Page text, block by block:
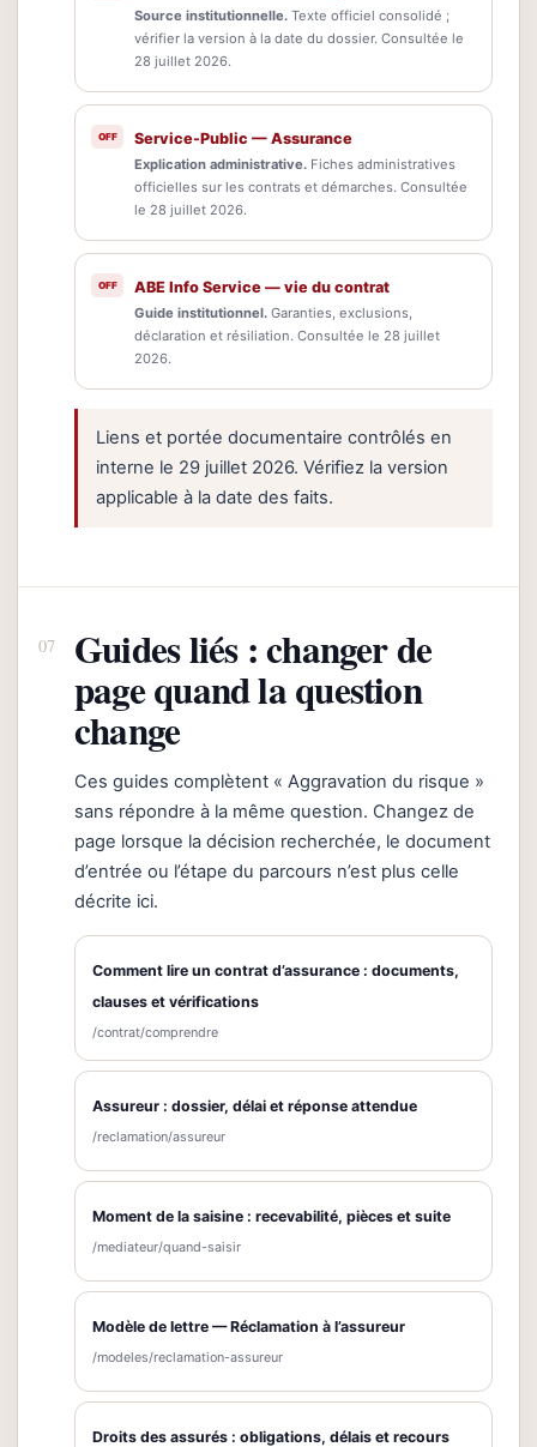
Source institutionnelle. Texte officiel consolidé ;
vérifier la version à la date du dossier. Consultée le
28 juillet 2026.
Service-Public — Assurance
Explication administrative. Fiches administratives
officielles sur les contrats et démarches. Consultée
le 28 juillet 2026.
ABE Info Service — vie du contrat
Guide institutionnel. Garanties, exclusions,
déclaration et résiliation. Consultée le 28 juillet
2026.
Liens et portée documentaire contrôlés en
interne le 29 juillet 2026. Vérifiez la version
applicable à la date des faits.
Guides liés : changer de
page quand la question
change
Ces guides complètent « Aggravation du risque »
sans répondre à la même question. Changez de
page lorsque la décision recherchée, le document
d’entrée ou l’étape du parcours n’est plus celle
décrite ici.
Comment lire un contrat d’assurance : documents,
clauses et vérifications
/contrat/comprendre
Assureur : dossier, délai et réponse attendue
/reclamation/assureur
Moment de la saisine : recevabilité, pièces et suite
/mediateur/quand-saisir
Modèle de lettre — Réclamation à l’assureur
/modeles/reclamation-assureur
Droits des assurés : obligations, délais et recours